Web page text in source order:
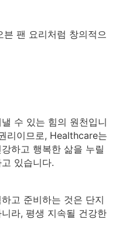
팬 요리처럼 창의적으
수 있는 힘의 원천입니
리이므로, Healthcare는
하고 행복한 삶을 누릴
있습니다.
고 준비하는 것은 단지
라, 평생 지속될 건강한